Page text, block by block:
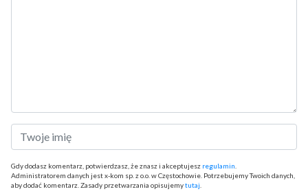
Gdy dodasz komentarz, potwierdzasz, że znasz i akceptujesz regulamin
Administratorem danych jest x-kom sp. z o.o. w Częstochowie. Potrzebujemy Twoich danych,
aby dodać komentarz. Zasady przetwarzania opisujemytutaj